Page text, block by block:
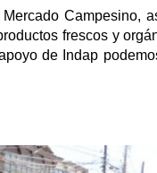
Campesino,
frescos y
de Indap